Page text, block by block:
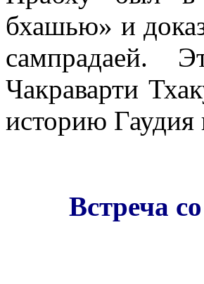
бхашью» и
сампрадаей.
Чакраварти
историю Гаудия
Встреча